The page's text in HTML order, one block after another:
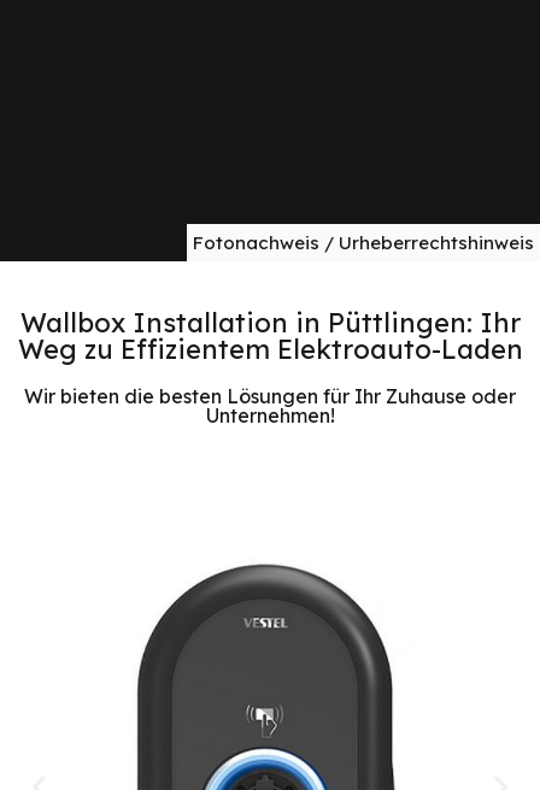
Fotonachweis / Urheberrechtshinweis
Wallbox Installation in Püttlingen: Ihr
Weg zu Effizientem Elektroauto-Laden
Wir bieten die besten Lösungen für Ihr Zuhause oder
Unternehmen!